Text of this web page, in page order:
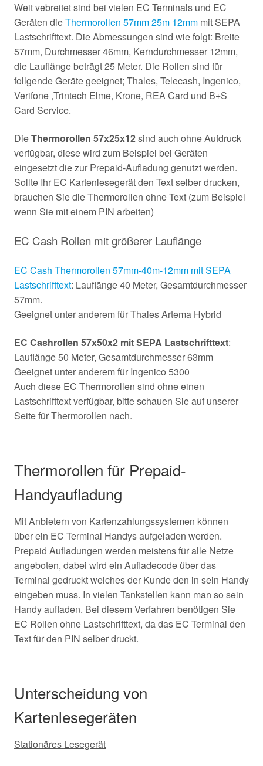
Weit vebreitet sind bei vielen EC Terminals und EC
Geräten dieThermorollen 57mm 25m 12mm mit SEPA
Lastschrifttext. Die Abmessungen sind wie folgt: Breite
57mm, Durchmesser 46mm, Kerndurchmesser 12mm,
die Lauflänge beträgt 25 Meter. Die Rollen sind für
follgende Geräte geeignet; Thales, Telecash, Ingenico,
Verifone ,Trintech Elme, Krone, REA Card und B+S
Card Service.
DieThermorollen 57x25x12sind auch ohne Aufdruck
verfügbar, diese wird zum Beispiel bei Geräten
eingesetzt die zur Prepaid-Aufladung genutzt werden.
Sollte Ihr EC Kartenlesegerät den Text selber drucken,
brauchen Sie die Thermorollen ohne Text (zum Beispiel
wenn Sie mit einem PIN arbeiten)
EC Cash Rollen mit größerer Lauflänge
EC Cash Thermorollen 57mm-40m-12mm mit SEPA
Lastschrifttext: Lauflänge 40 Meter, Gesamtdurchmesser
57mm.
Geeignet unter anderem für Thales Artema Hybrid
EC Cashrollen 57x50x2 mit SEPA Lastschrifttext:
Lauflänge 50 Meter, Gesamtdurchmesser 63mm
Geeignet unter anderem für Ingenico 5300
Auch diese EC Thermorollen sind ohne einen
Lastschrifttext verfügbar, bitte schauen Sie auf unserer
Seite für Thermorollen nach.
Thermorollen für Prepaid-
Handyaufladung
Mit Anbietern von Kartenzahlungssystemen können
über ein EC Terminal Handys aufgeladen werden.
Prepaid Aufladungen werden meistens für alle Netze
angeboten, dabei wird ein Aufladecode über das
Terminal gedruckt welches der Kunde den in sein Handy
eingeben muss. In vielen Tankstellen kann man so sein
Handy aufladen. Bei diesem Verfahren benötigen Sie
EC Rollen ohne Lastschrifttext, da das EC Terminal den
Text für den PIN selber druckt.
Unterscheidung von
Kartenlesegeräten
Stationäres Lesegerät